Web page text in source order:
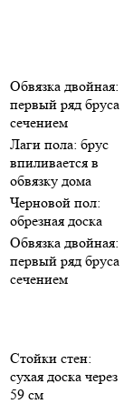
Обвязка двойная:
первый ряд бруса
сечением
Лаги пола: брус
впиливается в
обвязку дома
Черновой пол:
обрезная доска
Обвязка двойная:
первый ряд бруса
сечением
Стойки стен:
сухая доска через
59 см